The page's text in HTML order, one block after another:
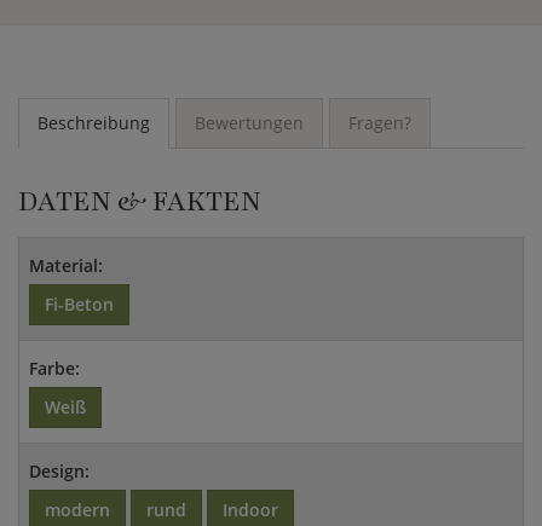
Beschreibung Bewertungen Fragen?
DATEN & FAKTEN
Material:
Fi-Beton
Farbe:
Weiß
Design:
modern
rund Indoor